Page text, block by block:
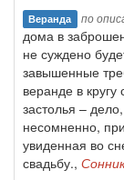
Веранда по
дома в
не суждено
завышенные
веранде в
застолья –
несомненно,
увиденная во
свадьбу.,